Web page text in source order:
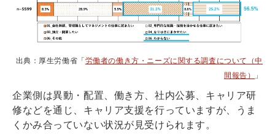
出典：厚生労働省「労働者の働き方・ニーズに関する調査について（中
間報告） 」
企業側は異動・配置、働き方、社内公募、キャリア研
修などを通じ、キャリア支援を行っていますが、うま
くかみ合っていない状況が見受けられます。